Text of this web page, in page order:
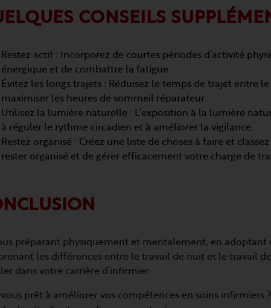
CONSEILS
Restez actif : Incorporez de courtes périodes d’activité
énergique et de combattre la fatigue.
Évitez les longs trajets : Réduisez le temps de trajet entre
maximiser les heures de sommeil réparateur.
Utilisez la lumière naturelle : L’exposition à la lumière
à réguler le rythme circadien et à améliorer la vigilance.
Restez organisé : Créez une liste de choses à faire et
rester organisé et de gérer efficacement votre charge de
préparant physiquement et mentalement, en adoptant
les différences entre le travail de nuit et le travail
dans votre carrière d’infirmier.
prêt à améliorer vos compétences en soins infirmiers